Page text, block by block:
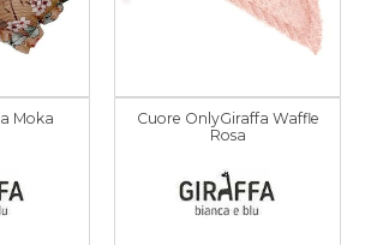
Moka
Cuore OnlyGiraffa Waffle
Rosa